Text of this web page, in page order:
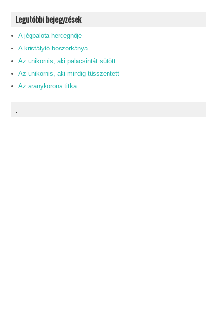
Legutóbbi bejegyzések
A jégpalota hercegnője
A kristálytó boszorkánya
Az unikornis, aki palacsintát sütött
Az unikornis, aki mindig tüsszentett
Az aranykorona titka
.